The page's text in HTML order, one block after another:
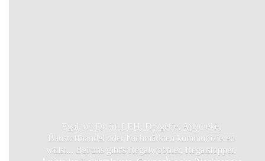
Egal, ob Du im LEH, Drogerie, Apotheke,
Baustoffhandel oder Fachmärkten kommunizieren
willst... Bei uns gibt's Regalwobbler, Regalstopper,